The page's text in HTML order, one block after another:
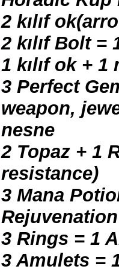
2 kılıf
2 kılıf Bolt =
1 kılıf ok + 1
3 Perfect
weapon,
nesne
2 Topaz + 1
resistance)
3 Mana
3 Rings = 1
3 Amulets =